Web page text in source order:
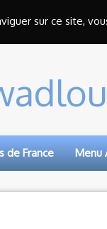
sur ce site,
de France Menu